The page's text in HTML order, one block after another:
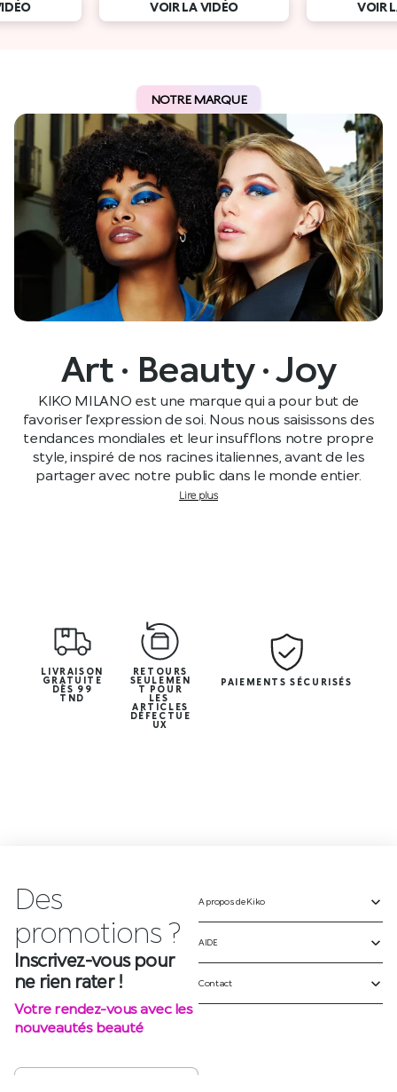
VOIR LA VIDÉO VOIR
NOTRE MARQUE
Art · Beauty · Joy
KIKO MILANO est une marque qui a pour but de
favoriser l’expression de soi. Nous nous saisissons des
tendances mondiales et leur insufflons notre propre
style, inspiré de nos racines italiennes, avant de les
partager avec notre public dans le monde entier.
Lire plus
LIVRAISON
GRATUITE
DÈS 99
TND
RETOURS
SEULEMEN
T POUR
LES
ARTICLES
DÉFECTUE
UX
PAIEMENTS SÉCURISÉS
Des
Inscrivez-vous pour
ne rien rater !
Votre rendez-vous avec les
nouveautés beauté
A propos de Kiko
AIDE
Contact